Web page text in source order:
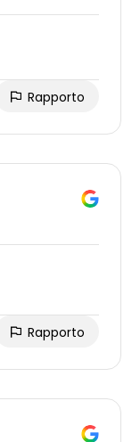
Rapporto
Rapporto